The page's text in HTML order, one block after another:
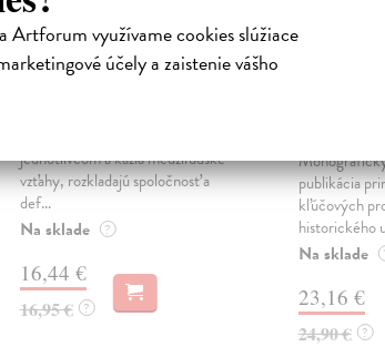
Artforum využívame cookies slúžiace
účely a zaistenie vášho
Sociálne siete musia
jednotlivcom a kazia medziľudské
vzťahy, rozkladajú spoločnosť a
def...
Na sklade ?
16,44 €
16,95 € ?
sme.
publikácia
kľúčových
historického
Na sklade
23,16 €
24,90 € ?